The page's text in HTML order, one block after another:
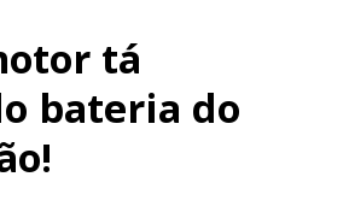
tá
bateria do